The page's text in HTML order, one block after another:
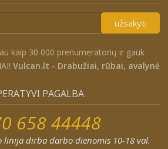
užsakyti
kaip 30 000 prenumeratorių ir gauk
Vulcan.lt - Drabužiai, rūbai, avalynė
PAGALBA
658 44448
dirba darbo dienomis 10-18 val.